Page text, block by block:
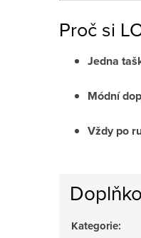
Proč si
Jedna
Módní
Vždy po
Kategorie: